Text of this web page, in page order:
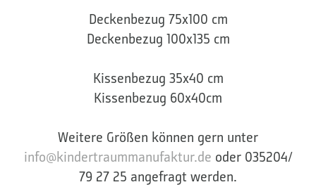
Deckenbezug 75x100 cm
Deckenbezug 100x135 cm
Kissenbezug 35x40 cm
Kissenbezug 60x40cm
Weitere Größen können gern unter
info@kindertraummanufaktur.de oder 035204/
79 27 25 angefragt werden.